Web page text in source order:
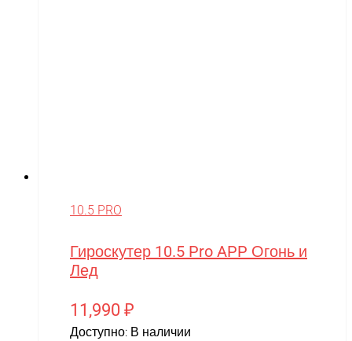
10.5 PRO
Гироскутер 10.5 Pro APP Огонь и
Лед
11,990 ₽
Доступно: В наличии